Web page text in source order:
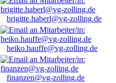
brigitte.haberl@vg-zolling.de
heiko.hauffe@vg-zolling.de
finanzen@vg-zolling.de